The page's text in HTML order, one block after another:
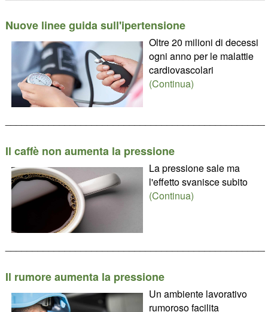
Nuove linee guida sull'ipertensione
Oltre 20 milioni di decessi
ogni anno per le malattie
cardiovascolari
(Continua)
Il caffè non aumenta la pressione
La pressione sale ma
l'effetto svanisce subito
(Continua)
Il rumore aumenta la pressione
Un ambiente lavorativo
rumoroso facilita